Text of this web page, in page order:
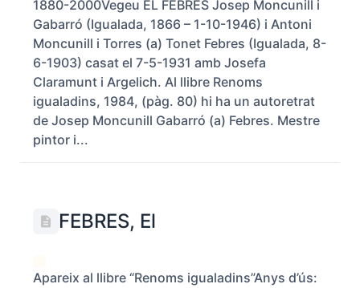
1880-2000Vegeu EL FEBRES Josep Moncunill i
Gabarró (Igualada, 1866 – 1-10-1946) i Antoni
Moncunill i Torres (a) Tonet Febres (Igualada, 8-
6-1903) casat el 7-5-1931 amb Josefa
Claramunt i Argelich. Al llibre Renoms
igualadins, 1984, (pàg. 80) hi ha un autoretrat
de Josep Moncunill Gabarró (a) Febres. Mestre
pintor i...
FEBRES, El
Apareix al llibre “Renoms igualadins”Anys d’ús: